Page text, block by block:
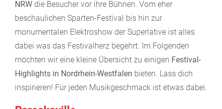
NRW die Besucher vor ihre Bühnen. Vom eher
beschaulichen Sparten-Festival bis hin zur
monumentalen Elektroshow der Superlative ist alles
dabei was das Festivalherz begehrt. Im Folgenden
möchten wir eine kleine Übersicht zu einigen Festival-
Highlights in Nordrhein-Westfalen bieten. Lass dich
inspirieren! Für jeden Musikgeschmack ist etwas dabei.